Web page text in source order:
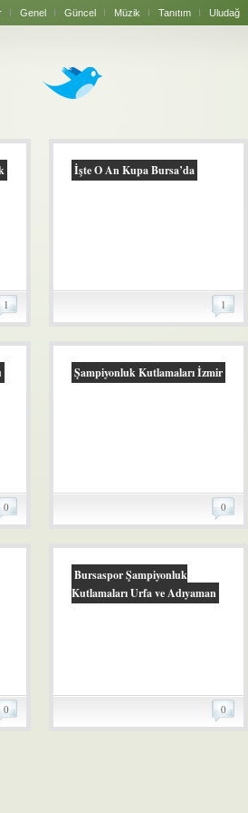
Genel Güncel Müzik Tanıtım Uludağ
1
İşte O An Kupa Bursa’da
1
0
Şampiyonluk Kutlamaları İzmir
0
0
Bursaspor Şampiyonluk
Kutlamaları Urfa ve Adıyaman
0